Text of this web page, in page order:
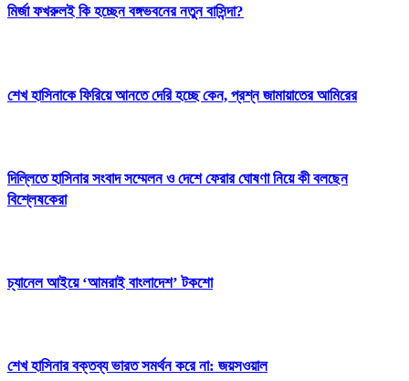
মির্জা ফখরুলই কি হচ্ছেন বঙ্গভবনের নতুন বাসিন্দা?
শেখ হাসিনাকে ফিরিয়ে আনতে দেরি হচ্ছে কেন, প্রশ্ন জামায়াতের আমিরের
দিল্লিতে হাসিনার সংবাদ সম্মেলন ও দেশে ফেরার ঘোষণা নিয়ে কী বলছেন
বিশ্লেষকেরা
চ্যানেল আইয়ে ‘আমরাই বাংলাদেশ’ টকশো
শেখ হাসিনার বক্তব্য ভারত সমর্থন করে না: জয়সওয়াল